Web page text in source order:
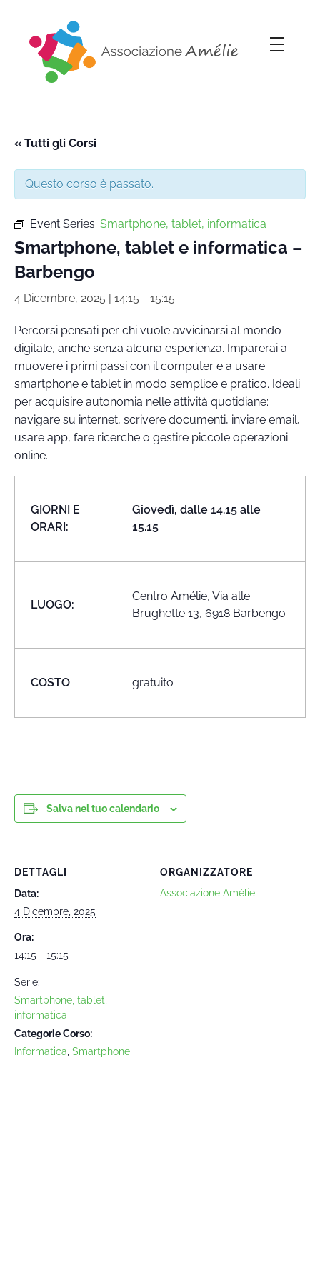
« Tutti gli Corsi
Questo corso è passato.
Event Series: Smartphone, tablet, informatica
Smartphone, tablet e informatica –
Barbengo
4 Dicembre, 2025 | 14:15 - 15:15
Percorsi pensati per chi vuole avvicinarsi al mondo
digitale, anche senza alcuna esperienza. Imparerai a
muovere i primi passi con il computer e a usare
smartphone e tablet in modo semplice e pratico. Ideali
per acquisire autonomia nelle attività quotidiane:
navigare su internet, scrivere documenti, inviare email,
usare app, fare ricerche o gestire piccole operazioni
online.
GIORNI E
ORARI:
Giovedì, dalle 14.15 alle
15.15
LUOGO:
Centro Amélie, Via alle
Brughette 13, 6918 Barbengo
COSTO: gratuito
Salva nel tuo calendario
DETTAGLI
Data:
4 Dicembre, 2025
Ora:
14:15 - 15:15
Serie:
Smartphone, tablet,
informatica
Categorie Corso:
Informatica Smartphone
ORGANIZZATORE
Associazione Amélie